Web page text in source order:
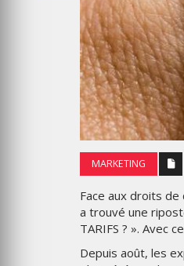
MARKETING
Face aux droits
a trouvé une
TARIFS ? ». Avec
Depuis août, les
UNE
LA